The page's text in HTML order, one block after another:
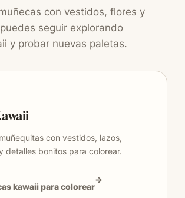
con vestidos, flores y
seguir explorando
y probar nuevas paletas.
con vestidos, lazos,
detalles bonitos para colorear.
kawaii para colorear